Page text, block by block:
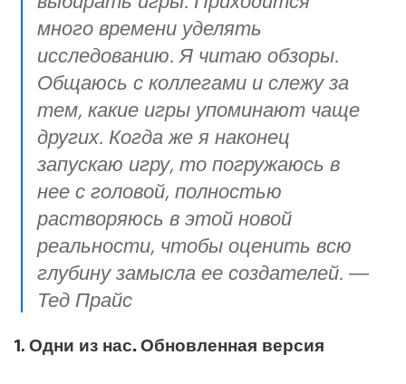
много времени уделять
исследованию. Я читаю обзоры.
Общаюсь с коллегами и слежу за
тем, какие игры упоминают чаще
других. Когда же я наконец
запускаю игру, то погружаюсь в
нее с головой, полностью
растворяюсь в этой новой
реальности, чтобы оценить всю
глубину замысла ее создателей. —
Тед Прайс
1. Одни из нас. Обновленная версия